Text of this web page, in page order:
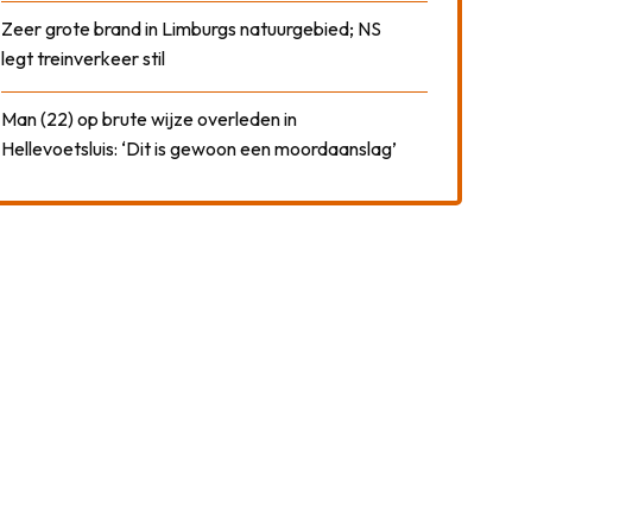
Zeer grote brand in Limburgs natuurgebied; NS
legt treinverkeer stil
Man (22) op brute wijze overleden in
Hellevoetsluis: ‘Dit is gewoon een moordaanslag’